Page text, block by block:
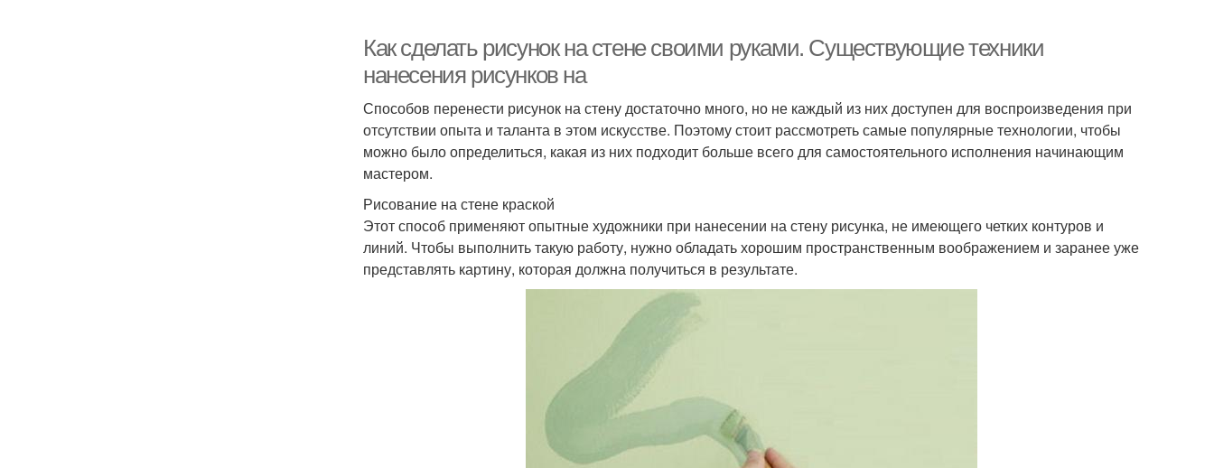
Как сделать рисунок на стене своими руками. Существующие техники
нанесения рисунков на
Способов перенести рисунок на стену достаточно много, но не каждый из них доступен для воспроизведения при
отсутствии опыта и таланта в этом искусстве. Поэтому стоит рассмотреть самые популярные технологии, чтобы
можно было определиться, какая из них подходит больше всего для самостоятельного исполнения начинающим
мастером.
Рисование на стене краской
Этот способ применяют опытные художники при нанесении на стену рисунка, не имеющего четких контуров и
линий. Чтобы выполнить такую работу, нужно обладать хорошим пространственным воображением и заранее уже
представлять картину, которая должна получиться в результате.